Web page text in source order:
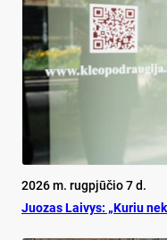
2026 m. rugpjūčio 7 d.
Juo­zas Lai­vys: „Ku­riu